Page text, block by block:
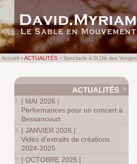
ACTUALITÉS
| MAI 2026 |
Performances pour un concert à
Bessancourt
|JANVIER 2026 |
Vidéo d’extraits de créations
2024-2025
|OCTOBRE 2025 |
Accueil >ACTUALITÉS > Spectacle à St Dié des Vosges